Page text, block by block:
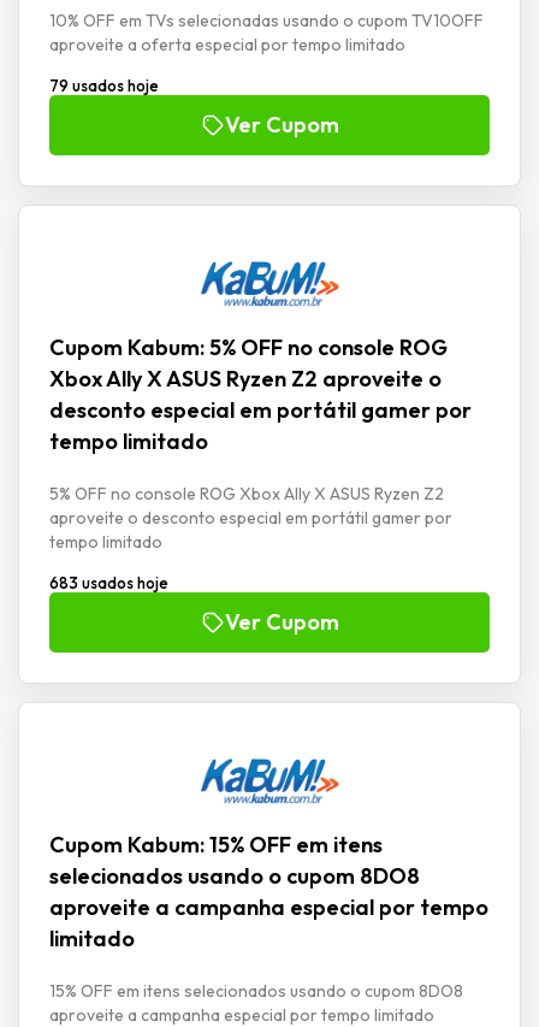
10% OFF em TVs selecionadas usando o cupom TV10OFF
aproveite a oferta especial por tempo limitado
79 usados hoje
Ver Cupom
Cupom Kabum: 5% OFF no console ROG
Xbox Ally X ASUS Ryzen Z2 aproveite o
desconto especial em portátil gamer por
tempo limitado
5% OFF no console ROG Xbox Ally X ASUS Ryzen Z2
aproveite o desconto especial em portátil gamer por
tempo limitado
683 usados hoje
Ver Cupom
Cupom Kabum: 15% OFF em itens
selecionados usando o cupom 8DO8
aproveite a campanha especial por tempo
limitado
15% OFF em itens selecionados usando o cupom 8DO8
aproveite a campanha especial por tempo limitado